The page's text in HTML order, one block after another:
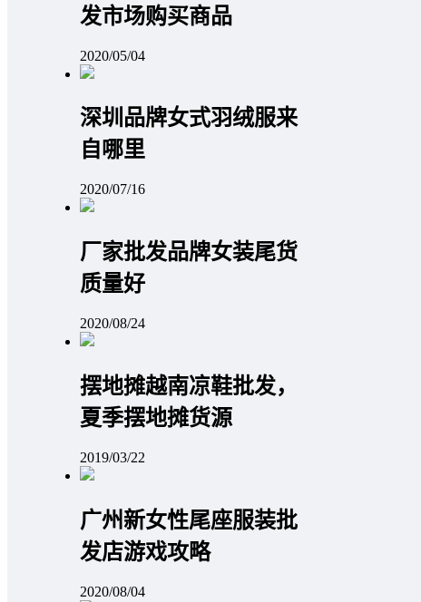
发市场购买商品
2020/05/04
深圳品牌女式羽绒服来
自哪里
2020/07/16
厂家批发品牌女装尾货
质量好
2020/08/24
摆地摊越南凉鞋批发，
夏季摆地摊货源
2019/03/22
广州新女性尾座服装批
发店游戏攻略
2020/08/04